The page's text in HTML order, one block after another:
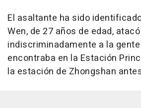
El asaltante ha sido
Wen, de 27 años de edad, atacó
indiscriminadamente a la
encontraba en la Estación
la estación de Zhongshan